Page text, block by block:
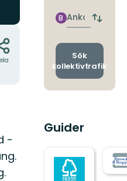
-
Ankomst
B
Byt
och
Sök
kollektivtrafik
Guider